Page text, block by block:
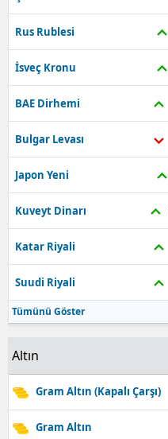
Rus Rublesi
İsveç Kronu
BAE Dirhemi
Bulgar Levası
Japon Yeni
Kuveyt Dinarı
Katar Riyali
Suudi Riyali
Tümünü Göster
Altın
Gram Altın (Kapalı Çarşı)
Gram Altın